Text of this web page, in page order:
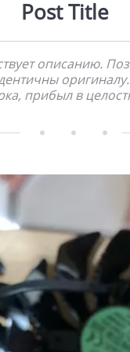
Post Title
описанию.
прибыл в